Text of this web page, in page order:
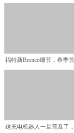
福特新Bronco细节，春季
这充电机器人一旦普及了